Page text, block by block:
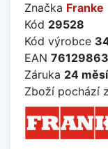
Značka Franke
Kód 29528
Kód výrobce
EAN
Záruka 24
Zboží pochází